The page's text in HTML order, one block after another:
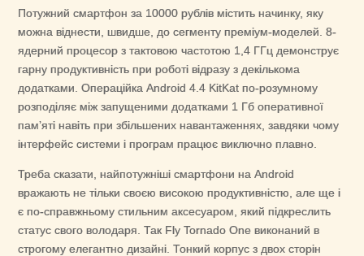
Потужний смартфон за 10000 рублів містить начинку, яку
можна віднести, швидше, до сегменту преміум-моделей. 8-
ядерний процесор з тактовою частотою 1,4 ГГц демонструє
гарну продуктивність при роботі відразу з декількома
додатками. Операційка Android 4.4 KitKat по-розумному
розподіляє між запущеними додатками 1 Гб оперативної
пам’яті навіть при збільшених навантаженнях, завдяки чому
інтерфейс системи і програм працює виключно плавно.
Треба сказати, найпотужніші смартфони на Android
вражають не тільки своєю високою продуктивністю, але ще і
є по-справжньому стильним аксесуаром, який підкреслить
статус свого володаря. Так Fly Tornado One виконаний в
строгому елегантно дизайні. Тонкий корпус з двох сторін